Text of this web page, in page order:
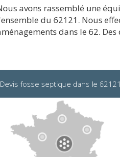
avons rassemblé une
du 62121. Nous
dans le 62.
Devis fosse septique dans le 62121